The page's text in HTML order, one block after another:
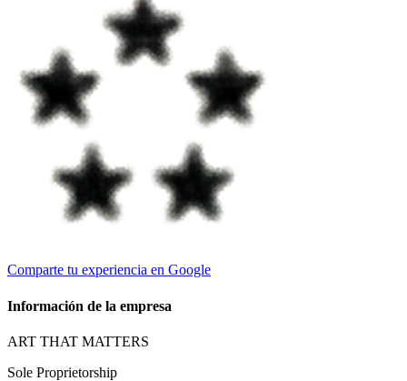
Comparte tu experiencia en Google
Información de la empresa
ART THAT MATTERS
Sole Proprietorship